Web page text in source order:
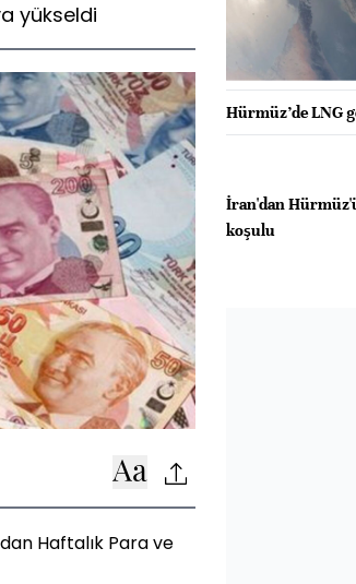
yükseldi
Haftalık Para ve
Hürmüz’de LNG
İran'dan
koşulu